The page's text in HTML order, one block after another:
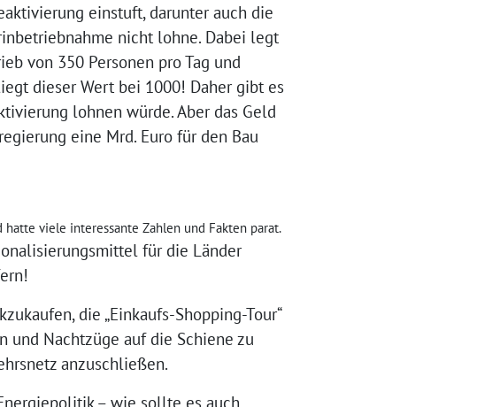
einstuft, darunter auch die
nicht lohne. Dabei legt
von 350 Personen pro Tag und
dieser Wert bei 1000! Daher gibt es
lohnen würde. Aber das Geld
eine Mrd. Euro für den Bau
viele interessante Zahlen und Fakten parat.
für die Länder
die „Einkaufs-Shopping-Tour“
und Nachtzüge auf die Schiene zu
anzuschließen.